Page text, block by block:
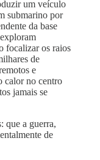
um veículo
submarino por
da base
focalizar os raios
de
e
calor no centro
jamais se
que a guerra,
de